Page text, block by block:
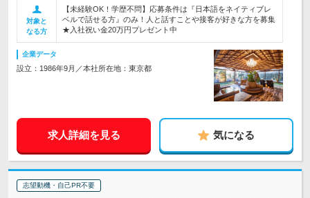
対象と
なる方
【未経験OK！学歴不問】応募条件は『日本語をネイティブレ
ベルで話せる方』のみ！人と話すことや接客が好きな方を募集
★入社祝い金20万円プレゼント中
企業データ
設立：1986年9月／本社所在地：東京都
求人詳細を見る 気になる
志望動機・自己PR不要